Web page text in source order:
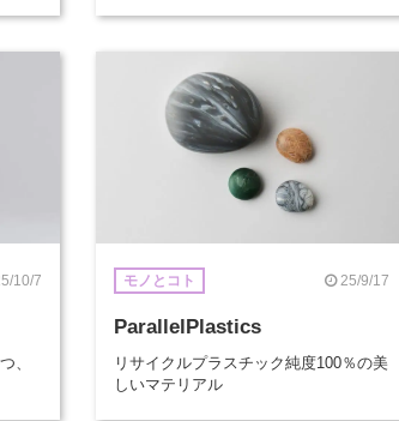
10/7
、
モノとコト 25/9/17
ParallelPlastics
リサイクルプラスチック純度100％の美
しいマテリアル